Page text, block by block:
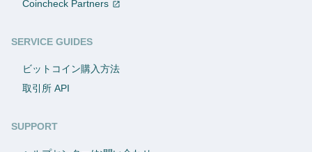
Coincheck Partners
SERVICE GUIDES
ビットコイン購入方法
取引所 API
SUPPORT